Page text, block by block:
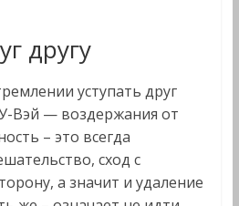
другу
уступать друг
Вэй — воздержания от
– это всегда
сход с
а значит и удаление